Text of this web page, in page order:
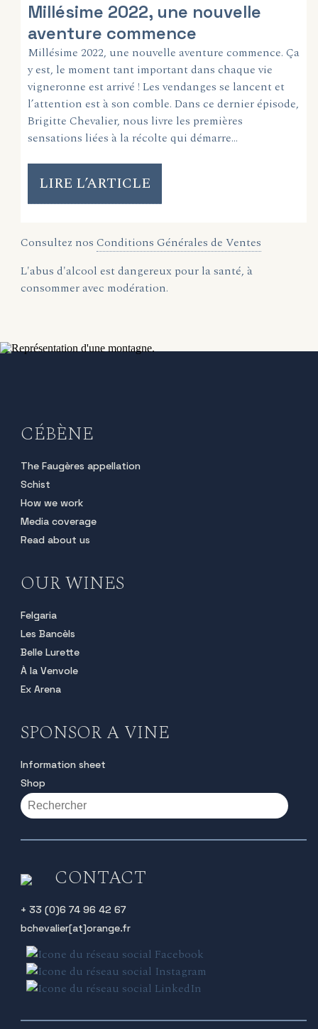
Millésime 2022, une nouvelle
aventure commence
Millésime 2022, une nouvelle aventure commence. Ça
y est, le moment tant important dans chaque vie
vigneronne est arrivé ! Les vendanges se lancent et
l’attention est à son comble. Dans ce dernier épisode,
Brigitte Chevalier, nous livre les premières
sensations liées à la récolte qui démarre…
LIRE L’ARTICLE
Consultez nosConditions Générales de Ventes
L'abus d'alcool est dangereux pour la santé, à
consommer avec modération.
CÉBÈNE
The Faugères appellation
Schist
How we work
Media coverage
Read about us
OUR WINES
Felgaria
Les Bancèls
Belle Lurette
À la Venvole
Ex Arena
SPONSOR A VINE
Information sheet
Shop
CONTACT
+ 33 (0)6 74 96 42 67
bchevalier[at]orange.fr